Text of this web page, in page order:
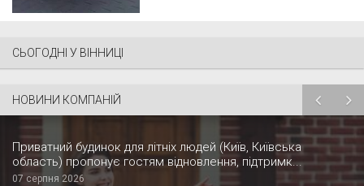
СЬОГОДНІ У ВІННИЦІ
НОВИНИ КОМПАНІЙ
Приватний будинок для літніх людей (Київ, Київська
область) пропонує гостям відновлення, підтримк...
07 серпня 2026